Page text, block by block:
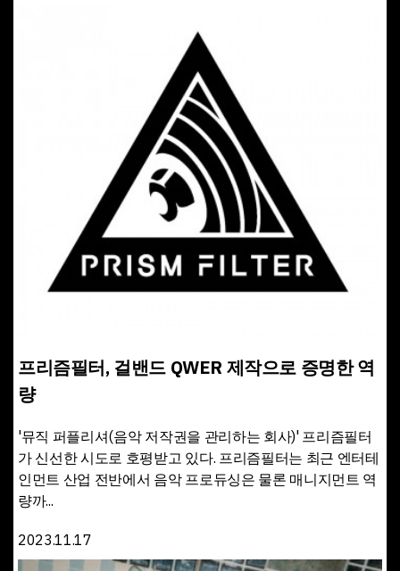
프리즘필터, 걸밴드 QWER 제작으로 증명한 역
량
'뮤직 퍼플리셔(음악 저작권을 관리하는 회사)' 프리즘필터
가 신선한 시도로 호평받고 있다. 프리즘필터는 최근 엔터테
인먼트 산업 전반에서 음악 프로듀싱은 물론 매니지먼트 역
량까...
2023.11.17